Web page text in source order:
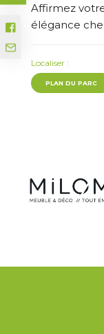
Affirmez
élégance
Localiser :
PLAN DU PARC